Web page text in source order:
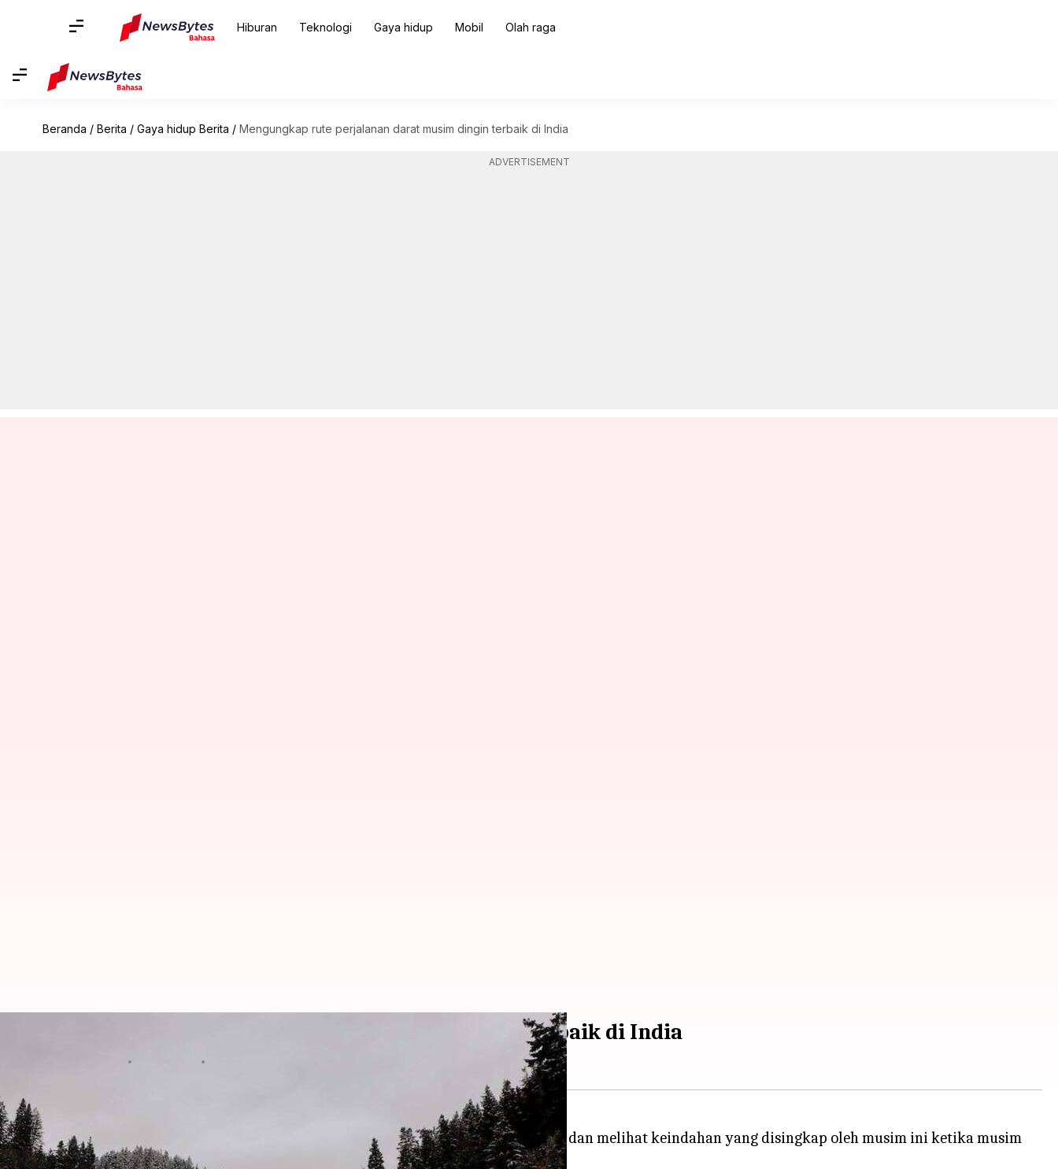
Hiburan Teknologi Gaya hidup Mobil Olah raga
Beranda / Berita / Gaya hidup Berita / Mengungkap rute perjalanan darat musim dingin terbaik di India
ADVERTISEMENT
Mengungkap rute perjalanan darat musim dingin terbaik di India
Apa ceritanya
Hawa dingin di udara mengundang para pencari petualangan untuk turun ke jalan dan melihat keindahan yang disingkap oleh musim ini ketika musim
dingin menyelimuti lanskap India yang beragam.